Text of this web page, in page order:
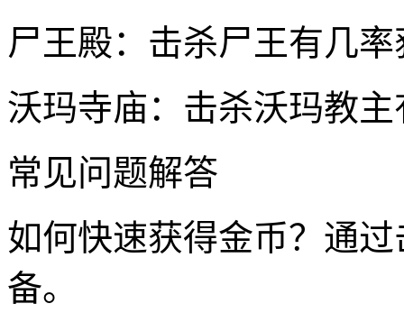
尸王殿：击杀尸王有几
沃玛寺庙：击杀沃玛教
常见问题解答
如何快速获得金币？通
备。